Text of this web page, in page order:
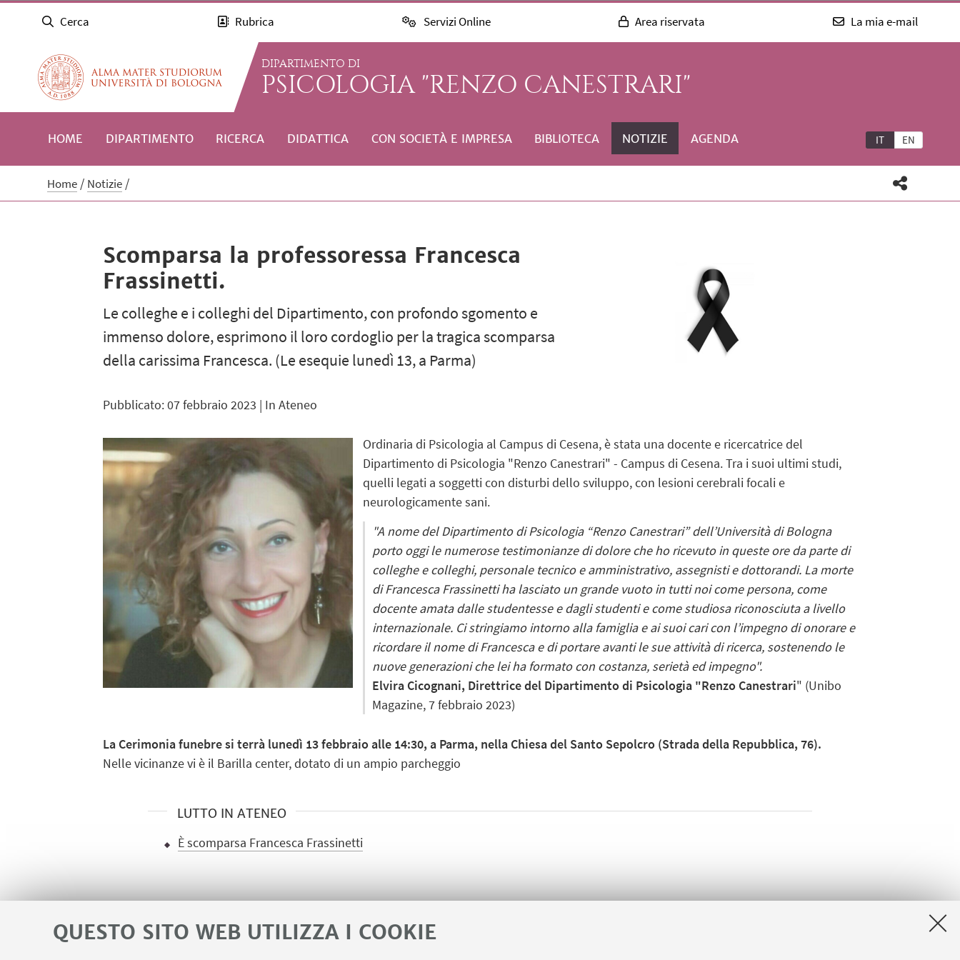
QUESTO SITO WEB UTILIZZA I COOKIE
Cerca Rubrica Servizi Online Area riservata La mia e-mail
DIPARTIMENTO DI
PSICOLOGIA "RENZO CANESTRARI"
IT EN
HOME DIPARTIMENTO RICERCA DIDATTICA CON SOCIETÀ E IMPRESA BIBLIOTECA NOTIZIE AGENDA
Home Notizie
Scomparsa la professoressa Francesca
Frassinetti.
Le colleghe e i colleghi del Dipartimento, con profondo sgomento e
immenso dolore, esprimono il loro cordoglio per la tragica scomparsa
della carissima Francesca. (Le esequie lunedì 13, a Parma)
Pubblicato: 07 febbraio 2023 | In Ateneo
Ordinaria di Psicologia al Campus di Cesena, è stata una docente e ricercatrice del
Dipartimento di Psicologia "Renzo Canestrari" - Campus di Cesena. Tra i suoi ultimi studi,
quelli legati a soggetti con disturbi dello sviluppo, con lesioni cerebrali focali e
neurologicamente sani.
"A nome del Dipartimento di Psicologia “Renzo Canestrari” dell’Università di Bologna
porto oggi le numerose testimonianze di dolore che ho ricevuto in queste ore da parte di
colleghe e colleghi, personale tecnico e amministrativo, assegnisti e dottorandi. La morte
di Francesca Frassinetti ha lasciato un grande vuoto in tutti noi come persona, come
docente amata dalle studentesse e dagli studenti e come studiosa riconosciuta a livello
internazionale. Ci stringiamo intorno alla famiglia e ai suoi cari con l’impegno di onorare e
ricordare il nome di Francesca e di portare avanti le sue attività di ricerca, sostenendo le
nuove generazioni che lei ha formato con costanza, serietà ed impegno".
Elvira Cicognani, Direttrice del Dipartimento di Psicologia "Renzo Canestrari" (Unibo
Magazine, 7 febbraio 2023)
La Cerimonia funebre si terrà lunedì 13 febbraio alle 14:30, a Parma, nella Chiesa del Santo Sepolcro (Strada della Repubblica, 76).
Nelle vicinanze vi è il Barilla center, dotato di un ampio parcheggio
LUTTO IN ATENEO
È scomparsa Francesca Frassinetti